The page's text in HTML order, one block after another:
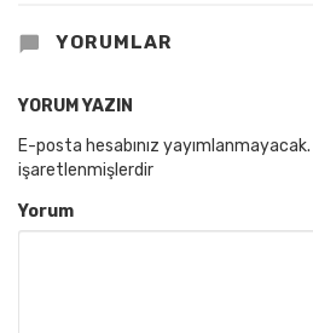
YORUMLAR
YORUM YAZIN
E-posta hesabınız yayımlanmayacak.
işaretlenmişlerdir
Yorum